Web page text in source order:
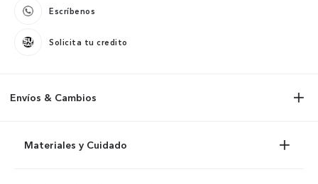
Escríbenos
Solicita tu credito
Envíos & Cambios
Materiales y Cuidado